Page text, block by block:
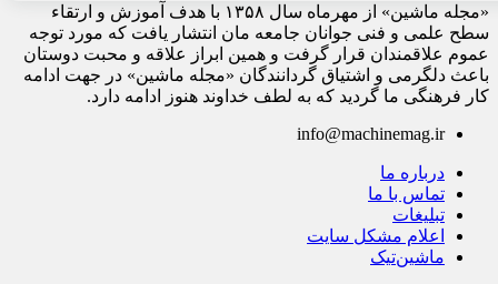
«مجله ماشین» از مهرماه سال ۱۳۵۸ با هدف آموزش و ارتقاء
سطح علمی و فنی جوانان جامعه مان انتشار یافت که مورد توجه
عموم علاقمندان قرار گرفت و همین ابراز علاقه و محبت دوستان
باعث دلگرمی و اشتیاق گردانندگان «مجله ماشین» در جهت ادامه
کار فرهنگی ما گردید که به لطف خداوند هنوز ادامه دارد.
info@machinemag.ir
درباره ما
تماس با ما
تبلیغات
اعلام مشکل سایت
ماشین‌تیک